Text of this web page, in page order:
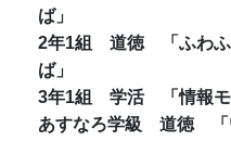
ば」
2年1組 道徳 「ふわふ
ば」
3年1組 学活 「情報モ
あすなろ学級 道徳 「